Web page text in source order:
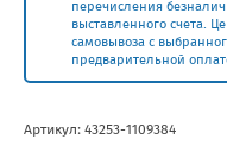
перечисления
выставленного счета.
самовывоза с
предварительной
Артикул: 43253-1109384